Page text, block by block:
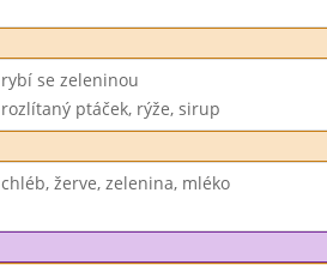
rybí se zeleninou
rozlítaný ptáček, rýže, sirup
chléb, žerve, zelenina, mléko